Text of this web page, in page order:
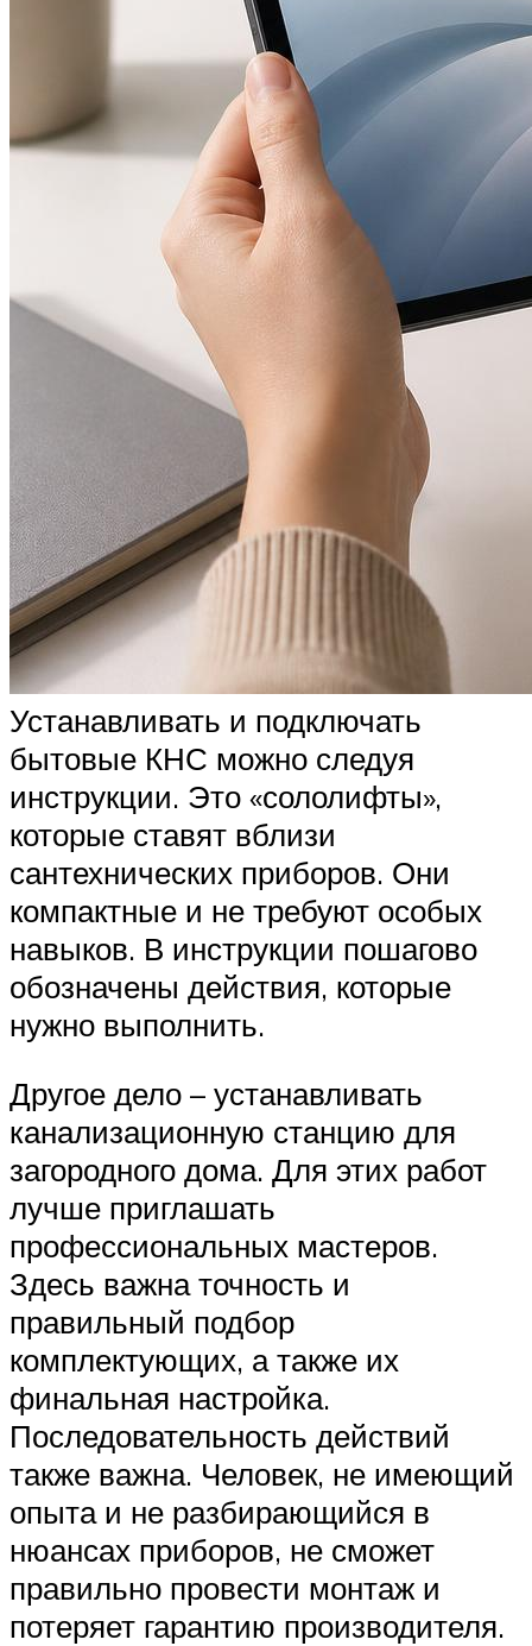
Устанавливать и подключать
бытовые КНС можно следуя
инструкции. Это «сололифты»,
которые ставят вблизи
сантехнических приборов. Они
компактные и не требуют особых
навыков. В инструкции пошагово
обозначены действия, которые
нужно выполнить.
Другое дело – устанавливать
канализационную станцию для
загородного дома. Для этих работ
лучше приглашать
профессиональных мастеров.
Здесь важна точность и
правильный подбор
комплектующих, а также их
финальная настройка.
Последовательность действий
также важна. Человек, не имеющий
опыта и не разбирающийся в
нюансах приборов, не сможет
правильно провести монтаж и
потеряет гарантию производителя.